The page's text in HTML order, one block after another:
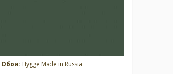
Обои: Hygge Made in Russia